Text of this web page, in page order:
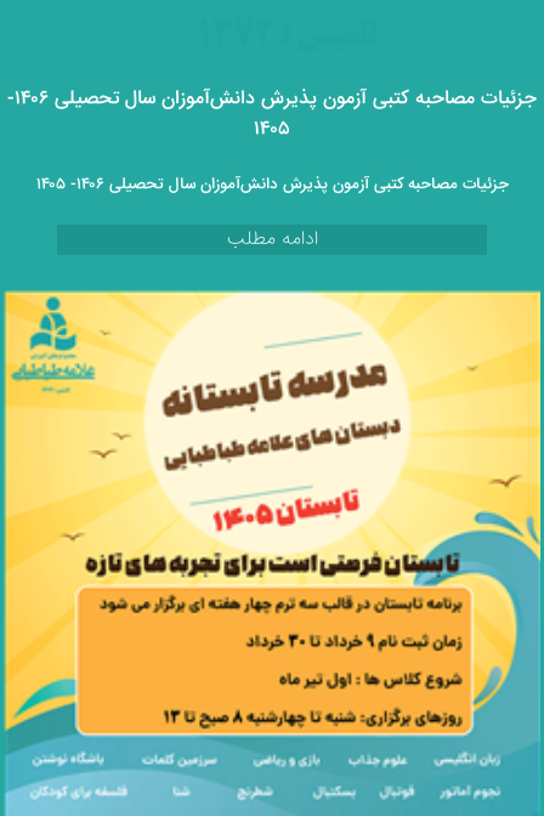
جزئیات مصاحبه کتبی آزمون پذیرش دانش‌آموزان سال تحصیلی ۱۴۰۶-
۱۴۰۵
جزئیات مصاحبه کتبی آزمون پذیرش دانش‌آموزان سال تحصیلی ۱۴۰۶- ۱۴۰۵
ادامه مطلب